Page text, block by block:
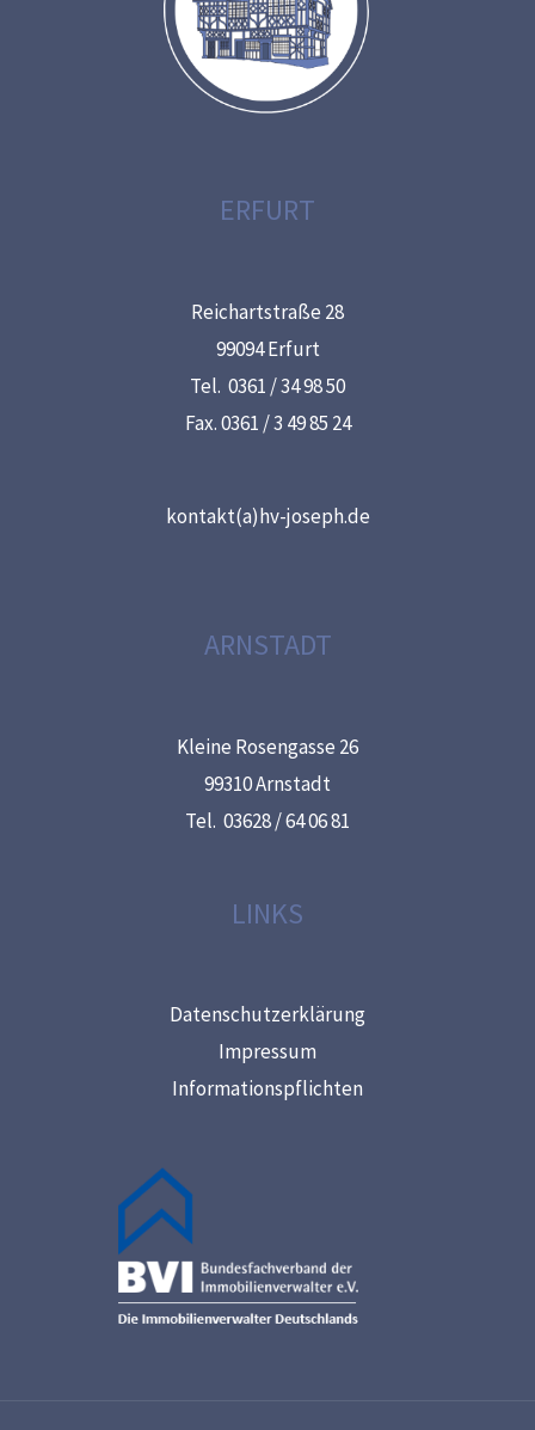
ERFURT
Reichartstraße 28
99094 Erfurt
Tel. 0361 / 34 98 50
Fax. 0361 / 3 49 85 24
kontakt(a)hv-joseph.de
ARNSTADT
Kleine Rosengasse 26
99310 Arnstadt
Tel. 03628 / 64 06 81
LINKS
Datenschutzerklärung
Impressum
Informationspflichten